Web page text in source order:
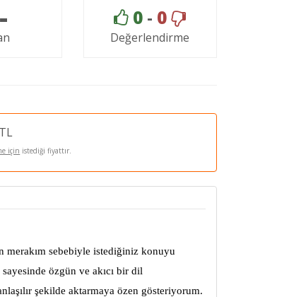
0 - 0
Değerlendirme
için istediği fiyattır.
merakım sebebiyle istediğiniz konuyu
özgün ve akıcı bir dil
şekilde aktarmaya özen gösteriyorum.